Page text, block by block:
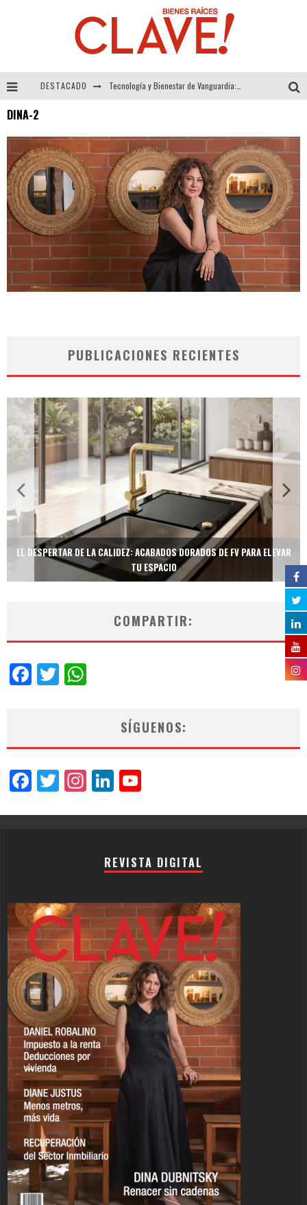
DESTACADO
Alexandra Bedoya – La Constancia detrás de La Paletería
El Despertar de la Calidez: Acabados Dorados de FV para Elevar tu Espacio
DINA-2
PUBLICACIONES RECIENTES
EL DESPERTAR DE LA CALIDEZ: ACABADOS DORADOS DE FV PARA ELEVAR
TU ESPACIO
COMPARTIR:
Facebook
Twitter
SÍGUENOS:
Facebook
Twitter
Instagram
LinkedIn
REVISTA DIGITAL